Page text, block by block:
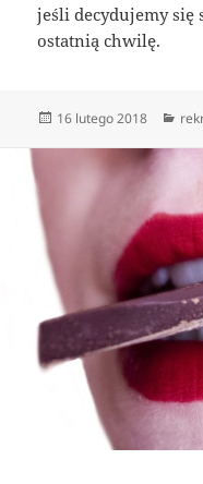
jeśli decydujemy się
ostatnią chwilę.
Data
16 lutego 2018